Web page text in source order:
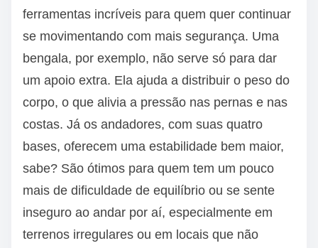
ferramentas incríveis para quem quer continuar
se movimentando com mais segurança. Uma
bengala, por exemplo, não serve só para dar
um apoio extra. Ela ajuda a distribuir o peso do
corpo, o que alivia a pressão nas pernas e nas
costas. Já os andadores, com suas quatro
bases, oferecem uma estabilidade bem maior,
sabe? São ótimos para quem tem um pouco
mais de dificuldade de equilíbrio ou se sente
inseguro ao andar por aí, especialmente em
terrenos irregulares ou em locais que não